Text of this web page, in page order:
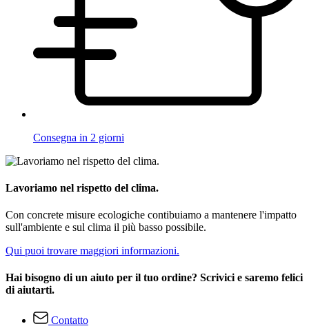
Consegna in 2 giorni
Lavoriamo nel rispetto del clima.
Con concrete misure ecologiche contibuiamo a mantenere l'impatto
sull'ambiente e sul clima il più basso possibile.
Qui puoi trovare maggiori informazioni.
Hai bisogno di un aiuto per il tuo ordine? Scrivici e saremo felici
di aiutarti.
Contatto